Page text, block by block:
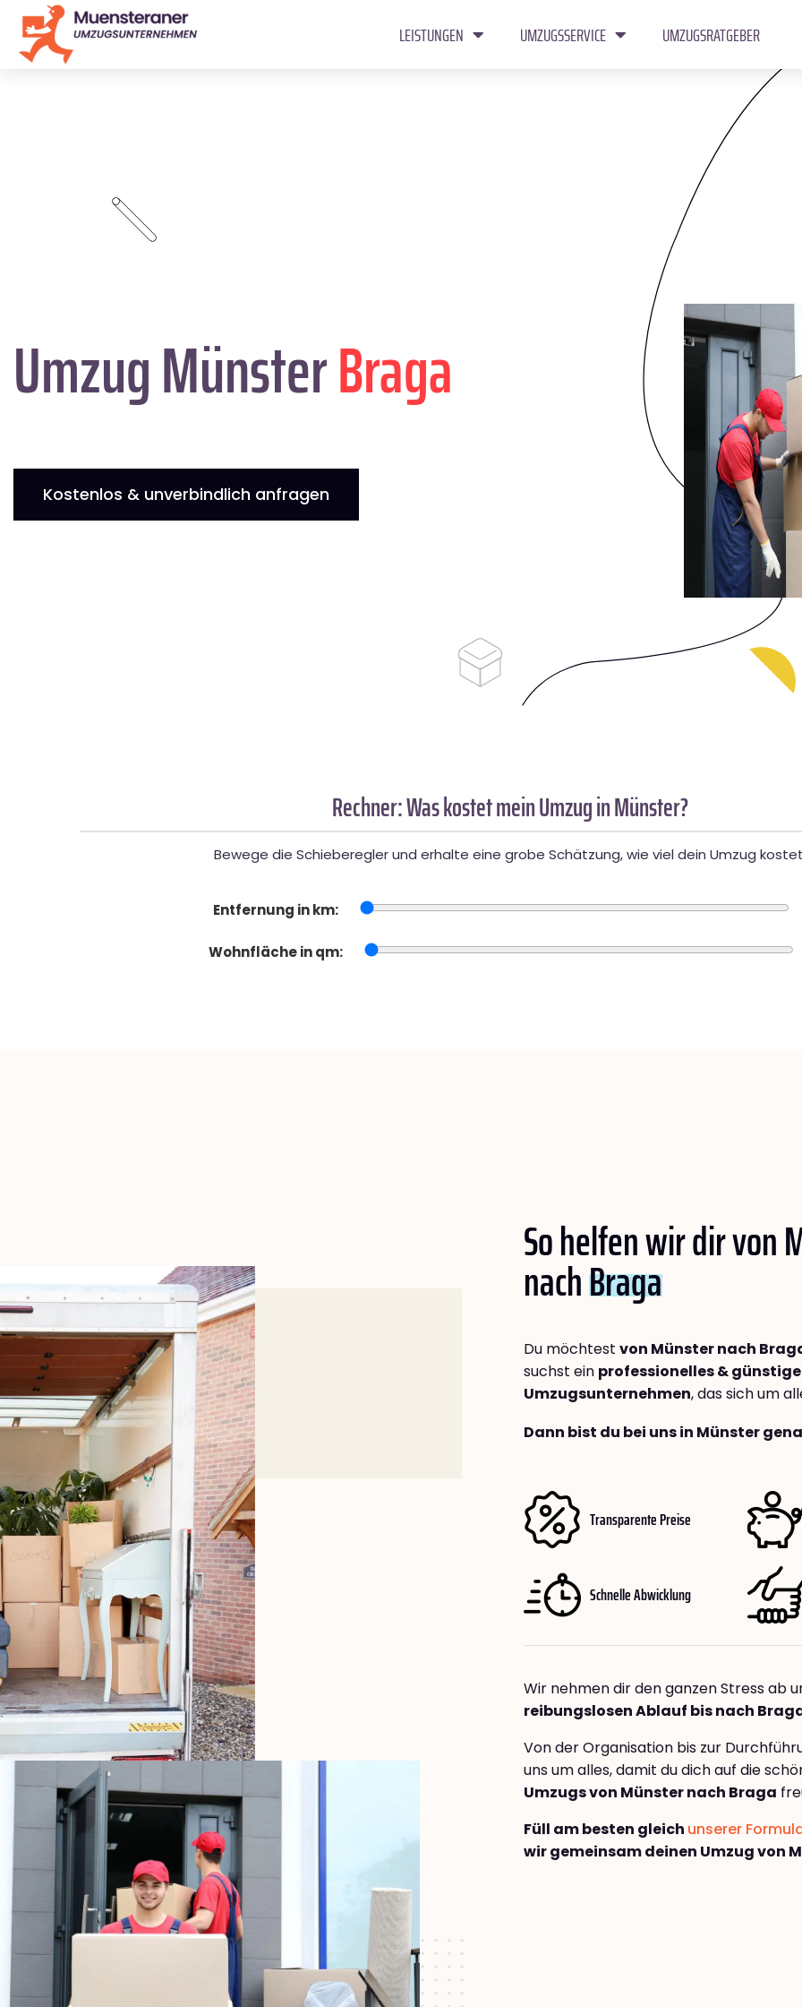
LEISTUNGEN UMZUGSSERVICE UMZUGSRATGEBER
Umzug MünsterBraga
Kostenlos & unverbindlich anfragen
Rechner: Was kostet mein Umzug in Münster?
Bewege die Schieberegler und erhalte eine grobe Schätzung, wie viel dein Umzug
Entfernung in km:
Wohnfläche in qm:
So helfen wir dir von
nachBraga
Du möchtest von Münster nach
suchst ein professionelles &
Umzugsunternehmen, das sich um
Dann bist du bei uns in Münster
Transparente Preise
Schnelle Abwicklung
Wir nehmen dir den ganzen Stress ab
reibungslosen Ablauf bis nach
Von der Organisation bis zur
uns um alles, damit du dich auf die
Umzugs von Münster nach Braga
Füll am besten gleich unserer
wir gemeinsam deinen Umzug von